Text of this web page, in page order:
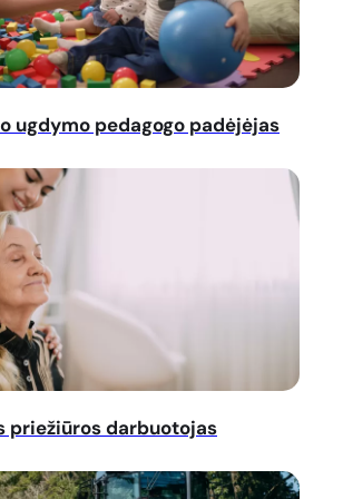
ugdymo pedagogo padėjėjas
darbuotojas
priežiūros darbuotojas